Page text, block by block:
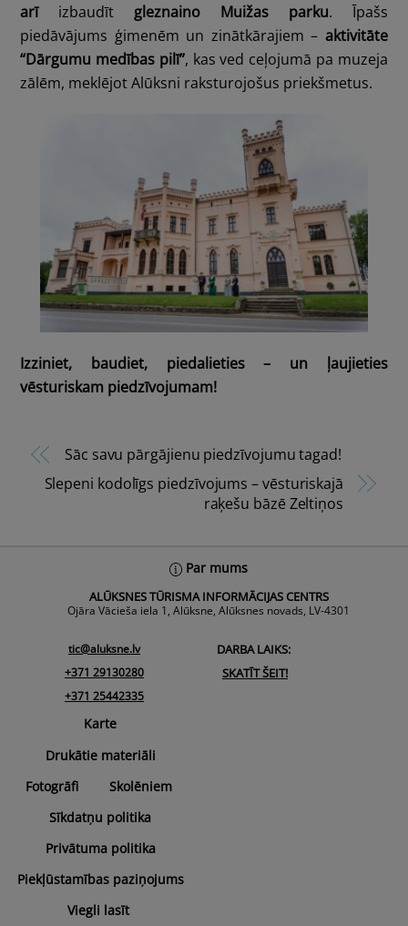
arī
izbaudīt gleznaino Muižas parku. Īpašs
piedāvājums ģimenēm un zinātkārajiem – aktivitāte
“Dārgumu medības pilī”, kas ved ceļojumā pa muzeja
zālēm, meklējot Alūksni raksturojošus priekšmetus.
Izziniet, baudiet, piedalieties – un ļaujieties
vēsturiskam piedzīvojumam!
Sāc savu pārgājienu piedzīvojumu tagad!
Slepeni kodolīgs piedzīvojums – vēsturiskajā
raķešu bāzē Zeltiņos
Par mums
ALŪKSNES TŪRISMA INFORMĀCIJAS CENTRS
Ojāra Vācieša iela 1, Alūksne, Alūksnes novads, LV-4301
tic@aluksne.lv
+371 29130280
+371 25442335
DARBA LAIKS:
SKATĪT ŠEIT!
Karte
Drukātie materiāli
Fotogrāfi
Skolēniem
Sīkdatņu politika
Privātuma politika
Piekļūstamības paziņojums
Viegli lasīt